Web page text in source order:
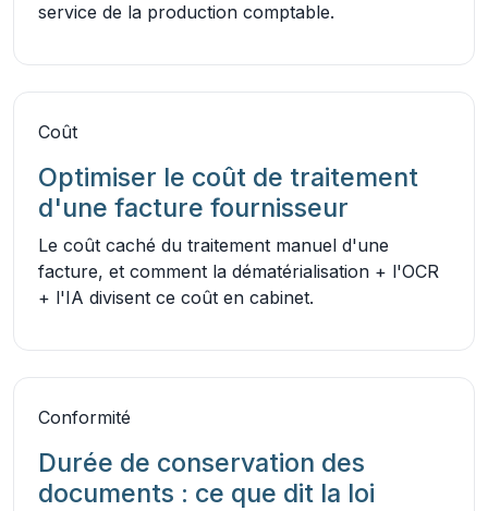
service de la production comptable.
Coût
Optimiser le coût de traitement
d'une facture fournisseur
Le coût caché du traitement manuel d'une
facture, et comment la dématérialisation + l'OCR
+ l'IA divisent ce coût en cabinet.
Conformité
Durée de conservation des
documents : ce que dit la loi